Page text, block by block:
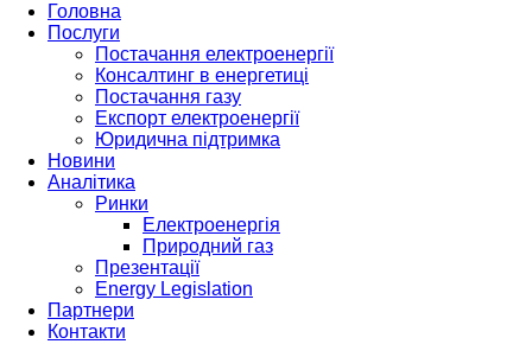
Головна
Послуги
Постачання електроенергії
Консалтинг в енергетиці
Постачання газу
Експорт електроенергії
Юридична підтримка
Новини
Аналітика
Ринки
Електроенергія
Природний газ
Презентації
Energy Legislation
Партнери
Контакти